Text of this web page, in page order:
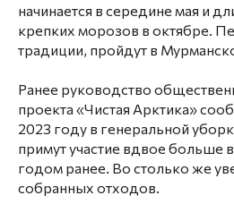
начинается в середине мая и
крепких морозов в октябре.
традиции, пройдут в
Ранее руководство
проекта «Чистая Арктика»
2023 году в генеральной
примут участие вдвое больше
годом ранее. Во столько же
собранных отходов.